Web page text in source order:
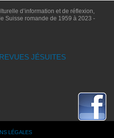
d’information et de réflexion,
Suisse romande de 1959 à 2023 -
REVUES JÉSUITES
LÉGALES